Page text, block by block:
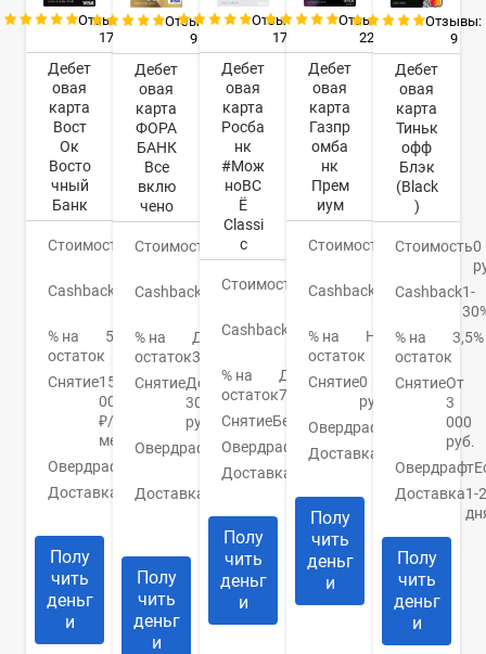
Отзывы:
17
Дебет
овая
карта
Вост
Ок
Восто
чный
Банк
Стоимость
Cashback
До
% на
остаток
5.5%
Снятие150
000
₽/
мес
Овердрафт
Доставка
Полу
чить
деньг
и
Отзывы:
9
Дебет
овая
карта
ФОРА
БАНК
Все
вклю
чено
Стоимость
руб.
Cashback
1,1-
% на
остаток
До
3,5%
СнятиеДо
30000
руб.
Овердрафт
500000
руб.
Доставка
14
дней
Полу
чить
деньг
и
Отзывы:
17
Дебет
овая
карта
Росба
нк
#Мож
ноВС
Ё
Classi
c
Стоимость
Cashback
До
10%
% на
остаток
До
7%
СнятиеБесплатно
Овердрафт
Нет
Доставка
дом
Полу
чить
деньг
и
Отзывы:
22
Дебет
овая
карта
Газпр
омба
нк
Прем
иум
Стоимость
Cashback
До
% на
остаток
Нет
Снятие0
руб.
Овердрафт
Доставка
дней
Полу
чить
деньг
и
Отзывы:
9
Дебет
овая
карта
Тиньк
офф
Блэк
(Black
)
Стоимость0
Cashback1-
% на
остаток
3,5%
СнятиеОт
3
000
руб.
Овердрафт
Доставка1-2
Полу
чить
деньг
и